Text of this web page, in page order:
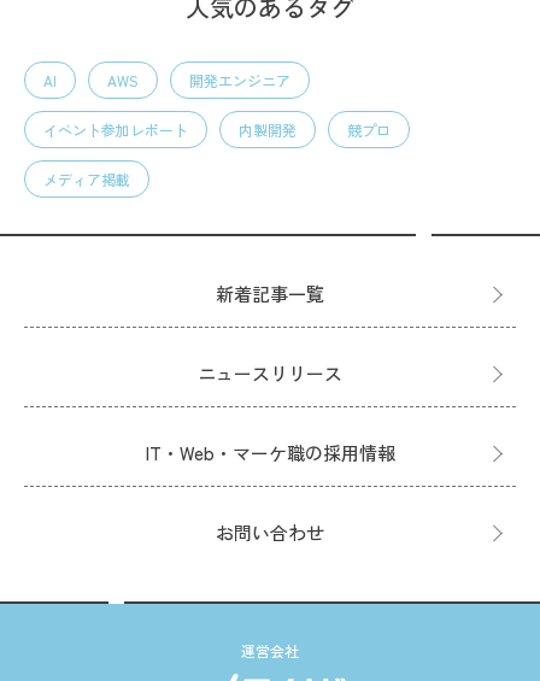
人気のあるタグ
AI AWS 開発エンジニア
イベント参加レポート 内製開発 競プロ
メディア掲載
新着記事一覧
ニュースリリース
IT・Web・マーケ職の採用情報
お問い合わせ
運営会社